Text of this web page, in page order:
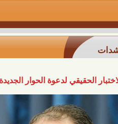
لدعوة الحوار الجديدة